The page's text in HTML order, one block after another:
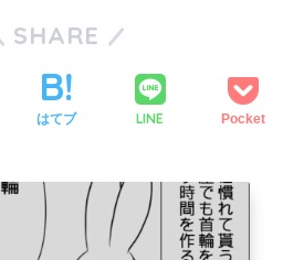
SHARE
はてブ LINE Pocket